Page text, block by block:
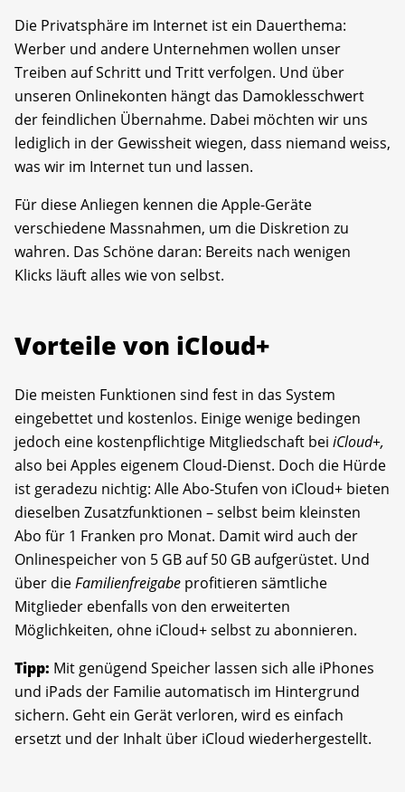
Die Privatsphäre im Internet ist ein Dauerthema:
Werber und andere Unternehmen wollen unser
Treiben auf Schritt und Tritt verfolgen. Und über
unseren Onlinekonten hängt das Damoklesschwert
der feindlichen Übernahme. Dabei möchten wir uns
lediglich in der Gewissheit wiegen, dass niemand weiss,
was wir im Internet tun und lassen.
Für diese Anliegen kennen die Apple-Geräte
verschiedene Massnahmen, um die Diskretion zu
wahren. Das Schöne daran: Bereits nach wenigen
Klicks läuft alles wie von selbst.
Vorteile von iCloud+
Die meisten Funktionen sind fest in das System
eingebettet und kostenlos. Einige wenige bedingen
jedoch eine kostenpflichtige Mitgliedschaft bei iCloud+,
also bei Apples eigenem Cloud-Dienst. Doch die Hürde
ist geradezu nichtig: Alle Abo-Stufen von iCloud+ bieten
dieselben Zusatzfunktionen – selbst beim kleinsten
Abo für 1 Franken pro Monat. Damit wird auch der
Onlinespeicher von 5 GB auf 50 GB aufgerüstet. Und
über dieFamilienfreigabe profitieren sämtliche
Mitglieder ebenfalls von den erweiterten
Möglichkeiten, ohne iCloud+ selbst zu abonnieren.
Tipp: Mit genügend Speicher lassen sich alle iPhones
und iPads der Familie automatisch im Hintergrund
sichern. Geht ein Gerät verloren, wird es einfach
ersetzt und der Inhalt über iCloud wiederhergestellt.